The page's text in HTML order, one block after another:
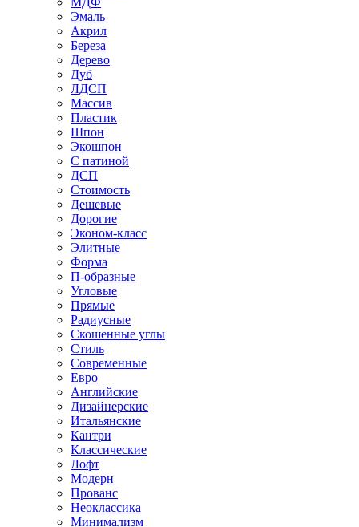
Эмаль
Акрил
Береза
Дерево
Дуб
ЛДСП
Массив
Пластик
Шпон
Экошпон
С патиной
ДСП
Стоимость
Дешевые
Дорогие
Эконом-класс
Элитные
Форма
П-образные
Угловые
Прямые
Радиусные
Скошенные углы
Стиль
Современные
Евро
Английские
Дизайнерские
Итальянские
Кантри
Классические
Лофт
Модерн
Прованс
Неоклассика
Минимализм